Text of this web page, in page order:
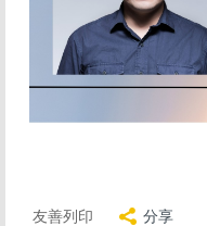
友善列印 分享